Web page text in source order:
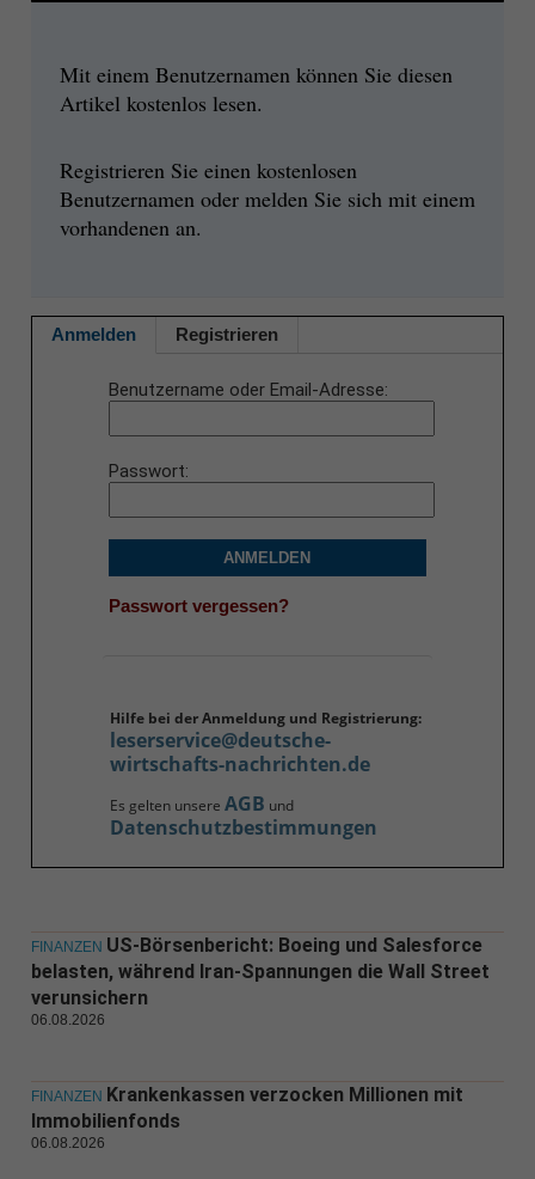
Mit einem Benutzernamen können Sie diesen
Artikel kostenlos lesen.
Registrieren Sie einen kostenlosen
Benutzernamen oder melden Sie sich mit einem
vorhandenen an.
Anmelden Registrieren
Benutzername oder Email-Adresse
Passwort
ANMELDEN
Passwort vergessen?
Hilfe bei der Anmeldung und Registrierung:
leserservice@deutsche-
wirtschafts-nachrichten.de
Es gelten unsere AGB und
Datenschutzbestimmungen
FINANZEN US-Börsenbericht: Boeing und Salesforce
belasten, während Iran-Spannungen die Wall Street
verunsichern
06.08.2026
FINANZEN Krankenkassen verzocken Millionen mit
Immobilienfonds
06.08.2026